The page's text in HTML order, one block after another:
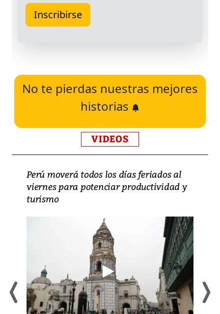
No te pierdas nuestras mejores
historias
VIDEOS
Perú moverá todos los días feriados al
viernes para potenciar productividad y
turismo